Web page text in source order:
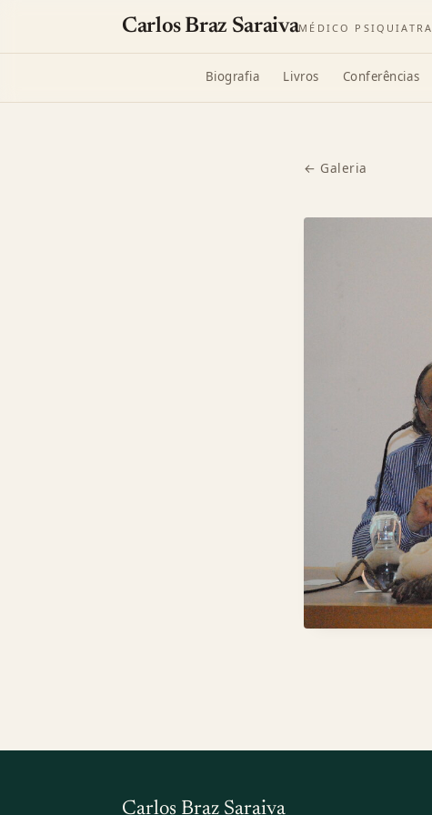
Carlos Braz SaraivaMÉDICO PSIQUIATRA
Biografia Livros Conferências
← Galeria
Carlos Braz Saraiva